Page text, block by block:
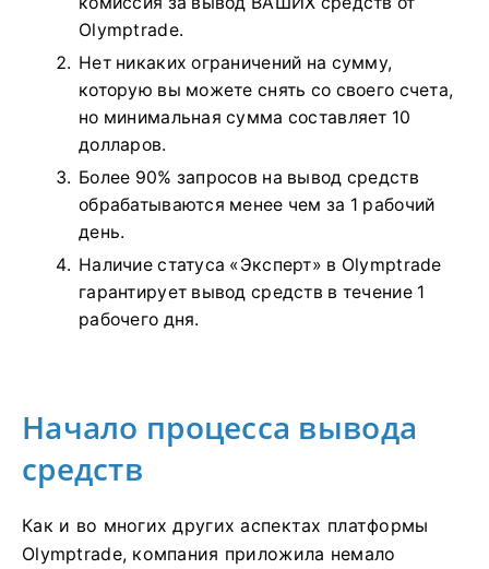
Olymptrade.
Нет никаких ограничений на сумму,
которую вы можете снять со своего счета,
но минимальная сумма составляет 10
долларов.
Более 90% запросов на вывод средств
обрабатываются менее чем за 1 рабочий
день.
Наличие статуса «Эксперт» в Olymptrade
гарантирует вывод средств в течение 1
рабочего дня.
Начало процесса вывода
средств
Как и во многих других аспектах платформы
Olymptrade, компания приложила немало